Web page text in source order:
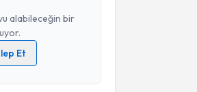
alabileceğin bir
Et
Aydınlatma Metni